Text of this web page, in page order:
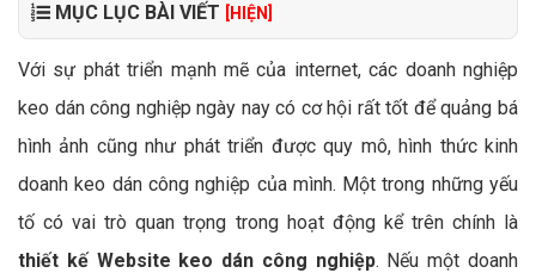
MỤC LỤC BÀI VIẾT [HIỆN]
Với sự phát triển mạnh mẽ của internet, các doanh nghiệp
keo dán công nghiệp ngày nay có cơ hội rất tốt để quảng bá
hình ảnh cũng như phát triển được quy mô, hình thức kinh
doanh keo dán công nghiệp của mình. Một trong những yếu
tố có vai trò quan trọng trong hoạt động kể trên chính là
thiết kế Website keo dán công nghiệp. Nếu một doanh